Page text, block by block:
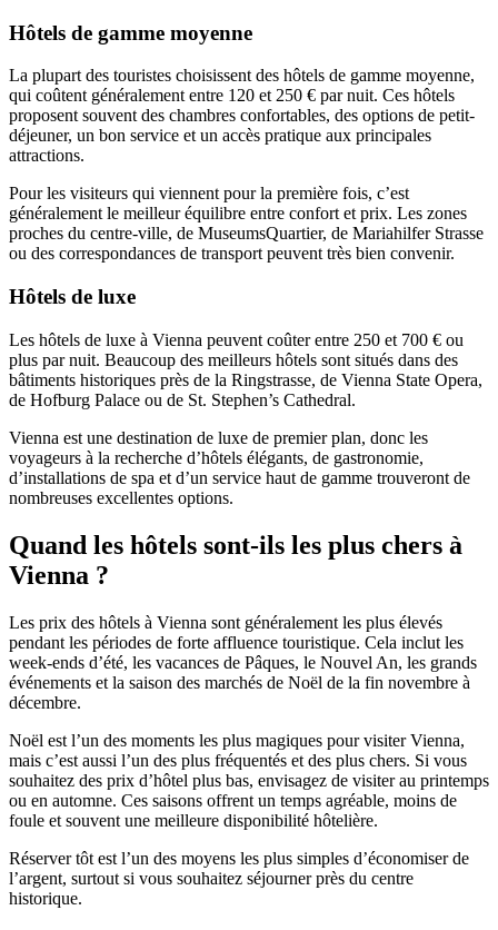
Hôtels de gamme moyenne
La plupart des touristes choisissent des hôtels de gamme moyenne,
qui coûtent généralement entre 120 et 250 € par nuit. Ces hôtels
proposent souvent des chambres confortables, des options de petit-
déjeuner, un bon service et un accès pratique aux principales
attractions.
Pour les visiteurs qui viennent pour la première fois, c’est
généralement le meilleur équilibre entre confort et prix. Les zones
proches du centre-ville, de MuseumsQuartier, de Mariahilfer Strasse
ou des correspondances de transport peuvent très bien convenir.
Hôtels de luxe
Les hôtels de luxe à Vienna peuvent coûter entre 250 et 700 € ou
plus par nuit. Beaucoup des meilleurs hôtels sont situés dans des
bâtiments historiques près de la Ringstrasse, de Vienna State Opera,
de Hofburg Palace ou de St. Stephen’s Cathedral.
Vienna est une destination de luxe de premier plan, donc les
voyageurs à la recherche d’hôtels élégants, de gastronomie,
d’installations de spa et d’un service haut de gamme trouveront de
nombreuses excellentes options.
Quand les hôtels sont-ils les plus chers à
Vienna ?
Les prix des hôtels à Vienna sont généralement les plus élevés
pendant les périodes de forte affluence touristique. Cela inclut les
week-ends d’été, les vacances de Pâques, le Nouvel An, les grands
événements et la saison des marchés de Noël de la fin novembre à
décembre.
Noël est l’un des moments les plus magiques pour visiter Vienna,
mais c’est aussi l’un des plus fréquentés et des plus chers. Si vous
souhaitez des prix d’hôtel plus bas, envisagez de visiter au printemps
ou en automne. Ces saisons offrent un temps agréable, moins de
foule et souvent une meilleure disponibilité hôtelière.
Réserver tôt est l’un des moyens les plus simples d’économiser de
l’argent, surtout si vous souhaitez séjourner près du centre
historique.